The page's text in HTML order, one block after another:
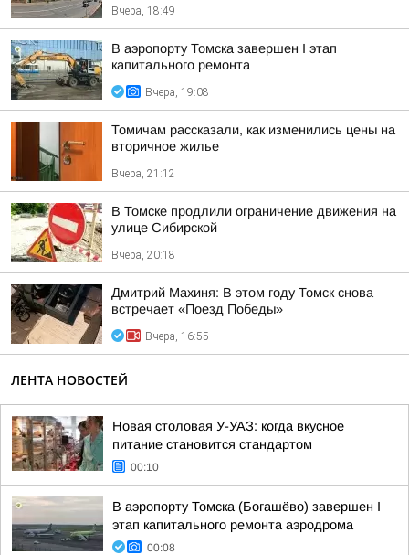
Вчера, 18:49
В аэропорту Томска завершен I этап
капитального ремонта
Вчера, 19:08
Томичам рассказали, как изменились цены на
вторичное жилье
Вчера, 21:12
В Томске продлили ограничение движения на
улице Сибирской
Вчера, 20:18
Дмитрий Махиня: В этом году Томск снова
встречает «Поезд Победы»
Вчера, 16:55
ЛЕНТА НОВОСТЕЙ
Новая столовая У-УАЗ: когда вкусное
питание становится стандартом
00:10
В аэропорту Томска (Богашёво) завершен I
этап капитального ремонта аэродрома
00:08